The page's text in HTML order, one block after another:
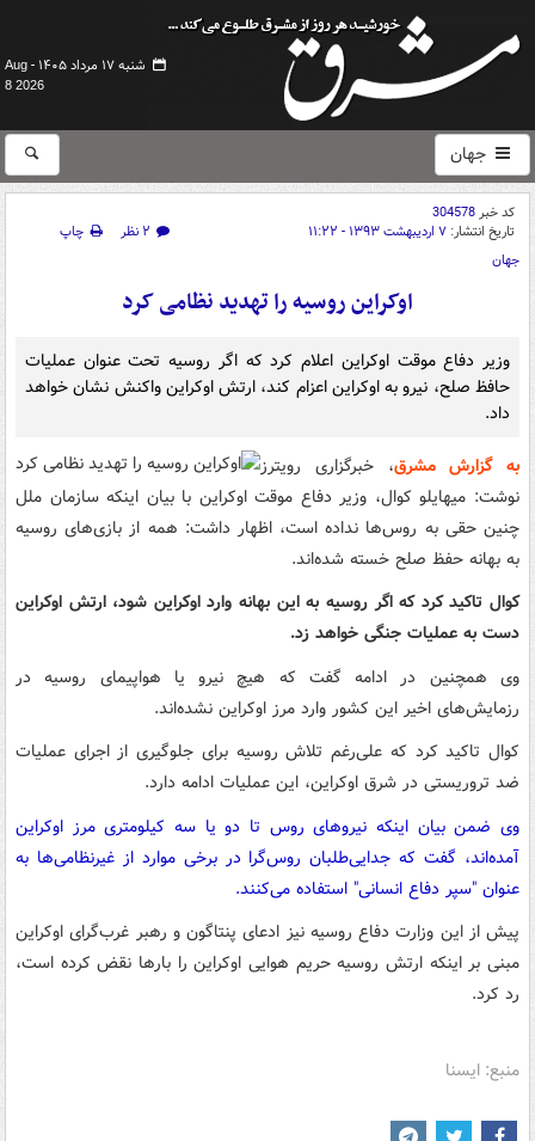
شنبه ۱۷ مرداد ۱۴۰۵ -
Aug
8 2026
جهان
کد خبر304578
تاریخ انتشار: ۷ اردیبهشت ۱۳۹۳ - ۱۱:۲۲ ۲ نظر
چاپ
جهان
اوکراین روسیه را تهدید نظامی کرد
وزیر دفاع موقت اوکراین اعلام کرد که اگر روسیه تحت عنوان عملیات
حافظ صلح، نیرو به اوکراین اعزام کند، ارتش اوکراین واکنش نشان خواهد
داد.
به گزارش مشرق، خبرگزاری رویترز
نوشت: میهایلو کوال، وزیر دفاع موقت اوکراین با بیان اینکه سازمان ملل
چنین حقی به روس‌ها نداده است، اظهار داشت: همه از بازی‌های روسیه
به بهانه حفظ صلح خسته شده‌اند.
کوال تاکید کرد که اگر روسیه به این بهانه وارد اوکراین شود، ارتش اوکراین
دست به عملیات جنگی خواهد زد.
وی همچنین در ادامه گفت که هیچ نیرو یا هواپیمای روسیه در
رزمایش‌های اخیر این کشور وارد مرز اوکراین نشده‌اند.
کوال تاکید کرد که علی‌رغم تلاش روسیه برای جلوگیری از اجرای عملیات
ضد تروریستی در شرق اوکراین، این عملیات ادامه دارد.
وی ضمن بیان اینکه نیروهای روس تا دو یا سه کیلومتری مرز اوکراین
آمده‌اند، گفت که جدایی‌طلبان روس‌گرا در برخی موارد از غیرنظامی‌ها به
عنوان "سپر دفاع انسانی" استفاده می‌کنند.
پیش از این وزارت دفاع روسیه نیز ادعای پنتاگون و رهبر غرب‌گرای اوکراین
مبنی بر اینکه ارتش روسیه حریم هوایی اوکراین را بارها نقض کرده است،
رد کرد.
منبع: ایسنا